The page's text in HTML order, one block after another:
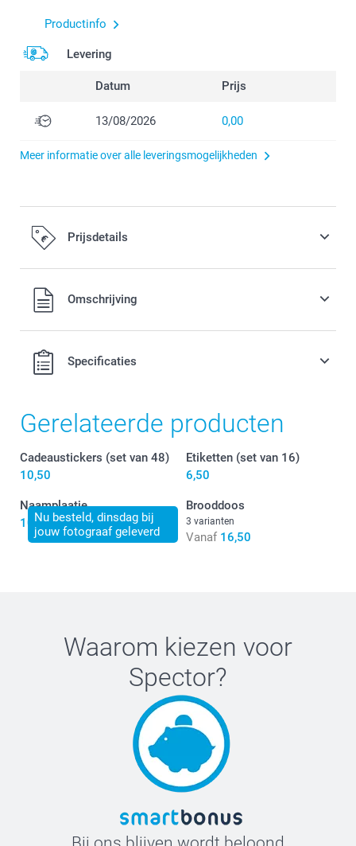
Productinfo
Levering
Datum Prijs
13/08/2026 0,00
Meer informatie over alle leveringsmogelijkheden
Prijsdetails
Alle prijzen zijn inclusief BTW
Omschrijving
Specificaties
Gerelateerde producten
Cadeaustickers (set van 48)
10,50
Etiketten (set van 16)
6,50
Nu besteld, dinsdag bij
jouw fotograaf geleverd
Naamplaatje
10,50
Brooddoos
3 varianten
Vanaf 16,50
Waarom kiezen voor
Spector?